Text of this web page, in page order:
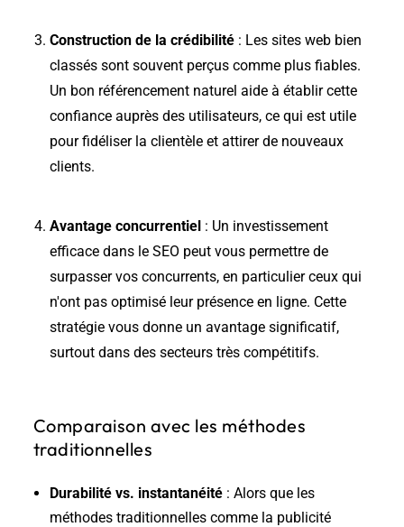
Construction de la crédibilité : Les sites web bien
classés sont souvent perçus comme plus fiables.
Un bon référencement naturel aide à établir cette
confiance auprès des utilisateurs, ce qui est utile
pour fidéliser la clientèle et attirer de nouveaux
clients.
Avantage concurrentiel : Un investissement
efficace dans le SEO peut vous permettre de
surpasser vos concurrents, en particulier ceux qui
n'ont pas optimisé leur présence en ligne. Cette
stratégie vous donne un avantage significatif,
surtout dans des secteurs très compétitifs.
Comparaison avec les méthodes
traditionnelles
Durabilité vs. instantanéité : Alors que les
méthodes traditionnelles comme la publicité